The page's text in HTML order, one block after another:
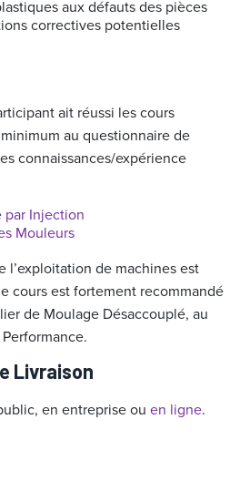
aux défauts des pièces
correctives potentielles
ait réussi les cours
au questionnaire de
connaissances/expérience
par Injection
Mouleurs
l’exploitation de machines est
cours est fortement recommandé
de Moulage Désaccouplé, au
Livraison
en entreprise ou en ligne.